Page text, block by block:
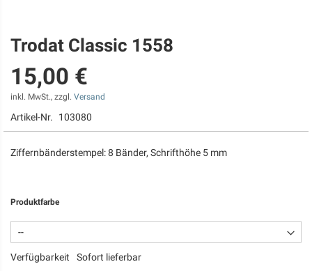
Zum
Anfang
der
Bildgalerie
springen
Trodat Classic 1558
15,00 €
inkl. MwSt., zzgl. Versand
Artikel-Nr. 103080
Ziffernbänderstempel: 8 Bänder, Schrifthöhe 5 mm
Produktfarbe
Verfügbarkeit Sofort lieferbar